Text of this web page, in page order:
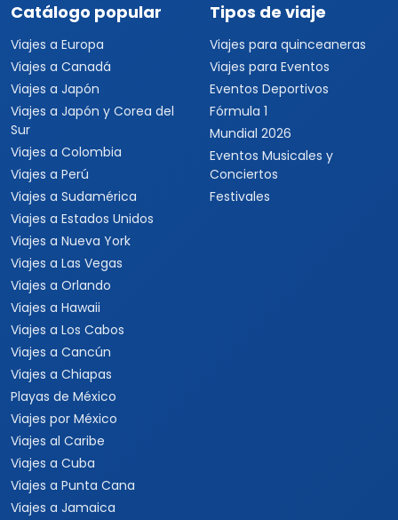
Catálogo popular
Viajes a Europa
Viajes a Canadá
Viajes a Japón
Viajes a Japón y Corea del
Sur
Viajes a Colombia
Viajes a Perú
Viajes a Sudamérica
Viajes a Estados Unidos
Viajes a Nueva York
Viajes a Las Vegas
Viajes a Orlando
Viajes a Hawaii
Viajes a Los Cabos
Viajes a Cancún
Viajes a Chiapas
Playas de México
Viajes por México
Viajes al Caribe
Viajes a Cuba
Viajes a Punta Cana
Viajes a Jamaica
Tipos de viaje
Viajes para quinceaneras
Viajes para Eventos
Eventos Deportivos
Fórmula 1
Mundial 2026
Eventos Musicales y
Conciertos
Festivales